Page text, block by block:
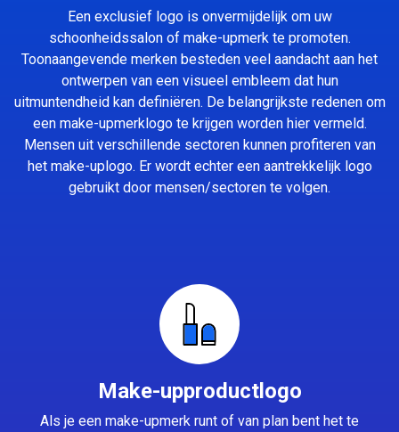
Een exclusief logo is onvermijdelijk om uw
schoonheidssalon of make-upmerk te promoten.
Toonaangevende merken besteden veel aandacht aan het
ontwerpen van een visueel embleem dat hun
uitmuntendheid kan definiëren. De belangrijkste redenen om
een make-upmerklogo te krijgen worden hier vermeld.
Mensen uit verschillende sectoren kunnen profiteren van
het make-uplogo. Er wordt echter een aantrekkelijk logo
gebruikt door mensen/sectoren te volgen.
Make-upproductlogo
Als je een make-upmerk runt of van plan bent het te